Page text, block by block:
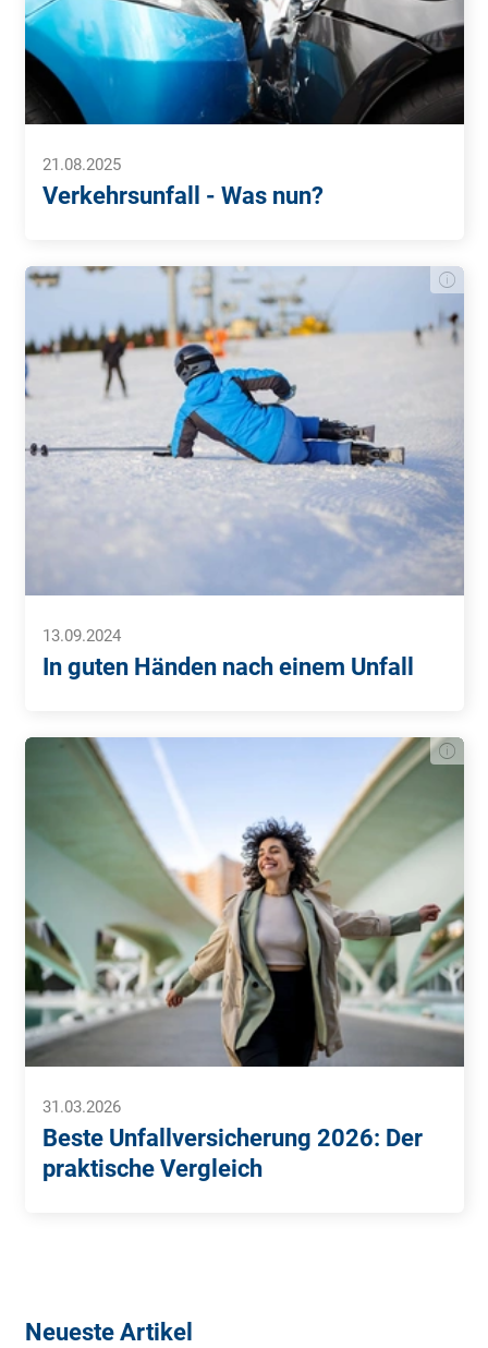
21.08.2025
Verkehrsunfall - Was nun?
13.09.2024
In guten Händen nach einem Unfall
31.03.2026
Beste Unfallversicherung 2026: Der
praktische Vergleich
Neueste Artikel